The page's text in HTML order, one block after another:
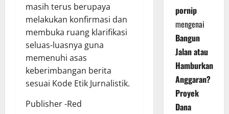
masih terus berupaya
melakukan konfirmasi dan
membuka ruang klarifikasi
seluas-luasnya guna
memenuhi asas
keberimbangan berita
sesuai Kode Etik Jurnalistik.
Publisher -Red
pornip
mengenai
Bangun
Jalan atau
Hamburkan
Anggaran?
Proyek
Dana